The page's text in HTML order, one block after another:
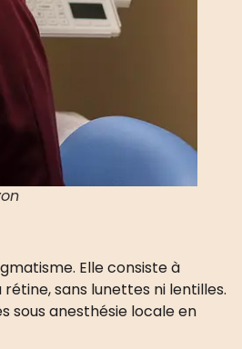
Elle consiste à
sans lunettes ni lentilles.
sous anesthésie locale en